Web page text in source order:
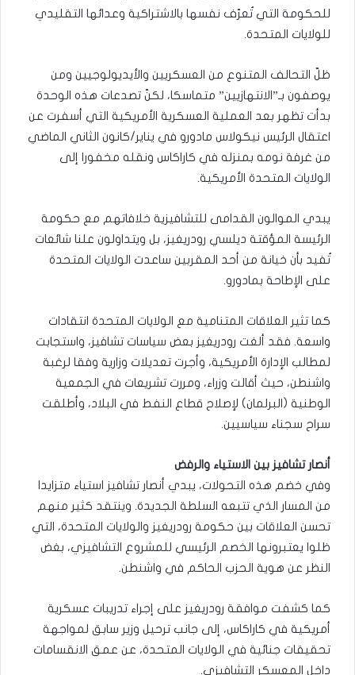
للحكومة التي تُعرّف نفسها بالاشتراكية وعدائها التقليدي
للولايات المتحدة.
ظلّ التحالف المتنوع من العسكريين والأيديولوجيين ومن
يوصفون بـ”الانتهازيين” متماسكا، لكنّ تصدعات هذه الوحدة
بدأت تظهر بعد العملية العسكرية الأمريكية التي أسفرت عن
اعتقال الرئيس نيكولاس مادورو في يناير/كانون الثاني الماضي
من غرفة نومه بمنزله في كاراكاس ونقله مخفورا إلى
الولايات المتحدة الأمريكية.
يبدي الموالون القدامى للتشافيزية خلافاتهم مع حكومة
الرئيسة المؤقتة ديلسي رودريغيز، بل ويتداولون علنا شائعات
تُفيد بأن خيانة من أحد المقربين ساعدت الولايات المتحدة
على الإطاحة بمادورو.
كما تثير العلاقات المتنامية مع الولايات المتحدة انتقادات
واسعة. فقد ألغت رودريغيز بعض سياسات تشافيز، واستجابت
لمطالب الإدارة الأمريكية، وأجرت تعديلات وزارية وفقا لرغبة
واشنطن، حيث أقالت وزراء، ومررت تشريعات في الجمعية
الوطنية (البرلمان) لإصلاح قطاع النفط في البلاد، وأطلقت
سراح سجناء سياسيين.
أنصار تشافيز بين الاستياء والرفض
وفي خضم هذه التحولات، يبدي أنصار تشافيز استياء متزايدا
من المسار الذي تتبعه السلطة الجديدة. وينتقد كثير منهم
تحسن العلاقات بين حكومة رودريغيز والولايات المتحدة، التي
ظلوا يعتبرونها الخصم الرئيسي للمشروع التشافيزي، بغض
النظر عن هوية الحزب الحاكم في واشنطن.
كما كشفت موافقة رودريغيز على إجراء تدريبات عسكرية
أمريكية في كاراكاس، إلى جانب ترحيل وزير سابق لمواجهة
تحقيقات جنائية في الولايات المتحدة، عن عمق الانقسامات
داخل المعسكر التشافيزي.